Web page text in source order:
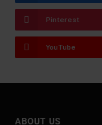
Pinterest
YouTube
ABOUT US